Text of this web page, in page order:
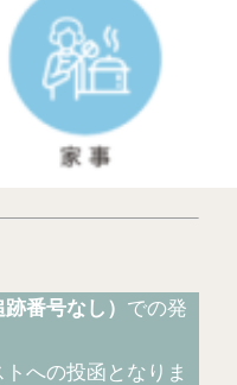
番号なし） での発
への投函となりま